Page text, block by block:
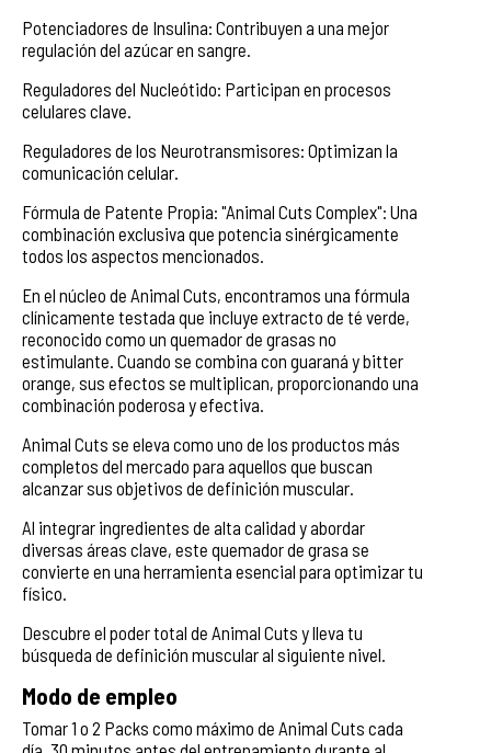
Potenciadores de Insulina: Contribuyen a una mejor
regulación del azúcar en sangre.
Reguladores del Nucleótido: Participan en procesos
celulares clave.
Reguladores de los Neurotransmisores: Optimizan la
comunicación celular.
Fórmula de Patente Propia: "Animal Cuts Complex": Una
combinación exclusiva que potencia sinérgicamente
todos los aspectos mencionados.
En el núcleo de Animal Cuts, encontramos una fórmula
clínicamente testada que incluye extracto de té verde,
reconocido como un quemador de grasas no
estimulante. Cuando se combina con guaraná y bitter
orange, sus efectos se multiplican, proporcionando una
combinación poderosa y efectiva.
Animal Cuts se eleva como uno de los productos más
completos del mercado para aquellos que buscan
alcanzar sus objetivos de definición muscular.
Al integrar ingredientes de alta calidad y abordar
diversas áreas clave, este quemador de grasa se
convierte en una herramienta esencial para optimizar tu
físico.
Descubre el poder total de Animal Cuts y lleva tu
búsqueda de definición muscular al siguiente nivel.
Modo de empleo
Tomar 1 o 2 Packs como máximo de Animal Cuts cada